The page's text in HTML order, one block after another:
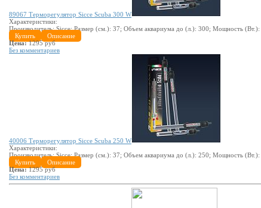
89067 Терморегулятор Sicce Scuba 300 W
Характеристики:
Производитель:Sicce; Размер (см.): 37; Объем аквариума до (л.): 300; Мощность (Вт.):
Купить
Описание
Цена:1295 руб
Без комментариев
40006 Терморегулятор Sicce Scuba 250 W
Характеристики:
Производитель:Sicce; Размер (см.): 37; Объем аквариума до (л.): 250; Мощность (Вт.):
Купить
Описание
Цена:1295 руб
Без комментариев